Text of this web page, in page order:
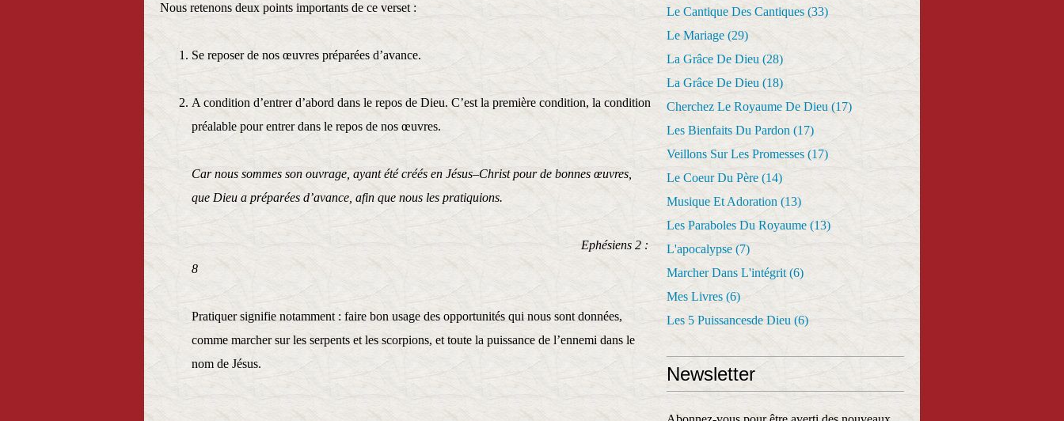
Nous retenons deux points importants de ce verset :
Se reposer de nos œuvres préparées d’avance.
A condition d’entrer d’abord dans le repos de Dieu. C’est la première condition, la condition
préalable pour entrer dans le repos de nos œuvres.
Car nous sommes son ouvrage, ayant été créés en Jésus–Christ pour de bonnes œuvres,
que Dieu a préparées d’avance, afin que nous les pratiquions.
Ephésiens 2 :
8
Pratiquer signifie notamment : faire bon usage des opportunités qui nous sont données,
comme marcher sur les serpents et les scorpions, et toute la puissance de l’ennemi dans le
nom de Jésus.
Le Cantique Des Cantiques (33)
Le Mariage (29)
La Grâce De Dieu (28)
La Grâce De Dieu (18)
Cherchez Le Royaume De Dieu (17)
Les Bienfaits Du Pardon (17)
Veillons Sur Les Promesses (17)
Le Coeur Du Père (14)
Musique Et Adoration (13)
Les Paraboles Du Royaume (13)
L'apocalypse (7)
Marcher Dans L'intégrit (6)
Mes Livres (6)
Les 5 Puissancesde Dieu (6)
Newsletter